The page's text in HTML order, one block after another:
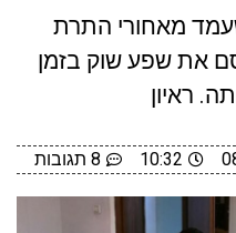
מאחורי התרת
את שפע שוק בזמן
ראיון
10:32 8 תגובות